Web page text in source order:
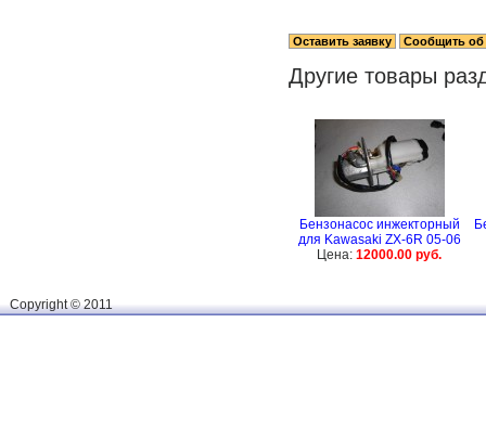
Другие товары
Бензонасос инжекторный
для Kawasaki ZX-6R 05-06
Цена:12000.00 руб.
Сopyright © 2011